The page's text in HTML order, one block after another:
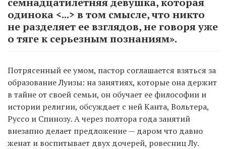
одинока <...> в том смысле, что никто
не разделяет ее взглядов, не говоря уже
о тяге к серьезным познаниям».
Потрясенный ее умом, пастор соглашается взяться за
образование Луизы: на занятиях, которые она держит
в тайне от своей семьи, он обучает ее философии и
истории религии, обсуждает с ней Канта, Вольтера,
Руссо и Спинозу. А через полтора года занятий
внезапно делает предложение — даром что давно
женат и воспитывает двух дочерей, ровесниц Лу.